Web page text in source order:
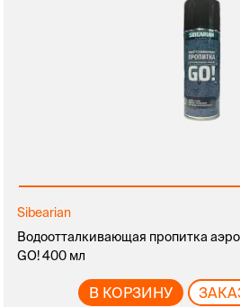
Sibearian
Водоотталкивающая пропитка
GO! 400 мл
В КОРЗИНУ